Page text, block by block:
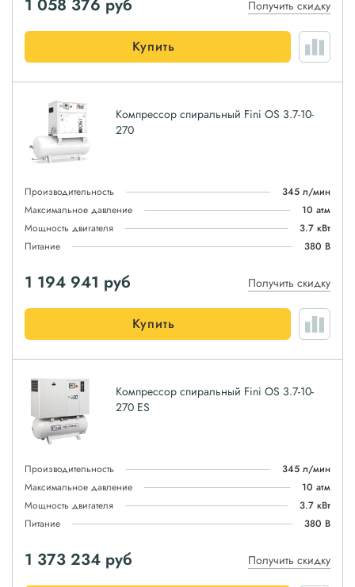
1 058 376 руб Получить скидку
Купить
Компрессор спиральный Fini OS 3.7-10-
270
Производительность
345 л/мин
Максимальное давление
10 атм
Мощность двигателя
3.7 кВт
Питание
380 В
1 194 941 руб Получить скидку
Купить
Компрессор спиральный Fini OS 3.7-10-
270 ES
Производительность
345 л/мин
Максимальное давление
10 атм
Мощность двигателя
3.7 кВт
Питание
380 В
1 373 234 руб Получить скидку